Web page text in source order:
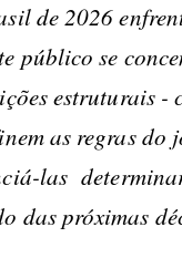
de 2026
público se
estruturais
as regras do
las
das próximas